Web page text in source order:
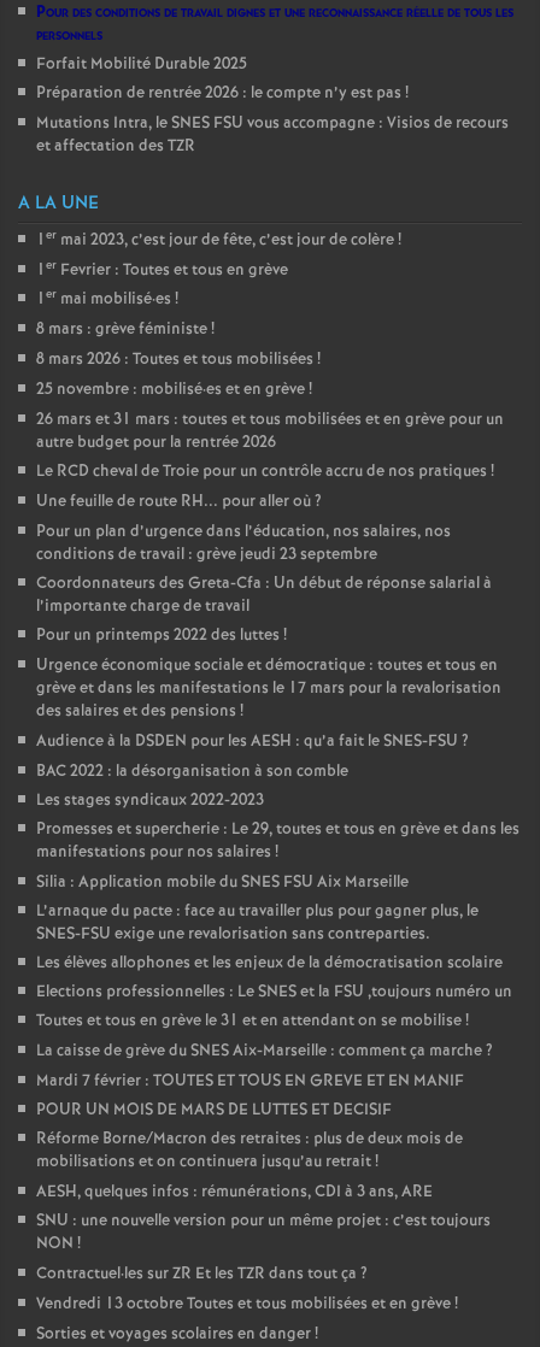
Pour des conditions de travail dignes et une reconnaissance réelle de tous les
personnels
Forfait Mobilité Durable 2025
Préparation de rentrée 2026 : le compte n’y est pas !
Mutations Intra, le SNES FSU vous accompagne : Visios de recours
et affectation des TZR
A LA UNE
1 er mai 2023, c’est jour de fête, c’est jour de colère!
1 er Fevrier : Toutes et tous en grève
1 er mai mobilisé·es !
8 mars : grève féministe!
8 mars 2026 : Toutes et tous mobilisées !
25 novembre : mobilisé·es et en grève!
26 mars et 31 mars : toutes et tous mobilisées et en grève pour un
autre budget pour la rentrée 2026
Le RCD cheval de Troie pour un contrôle accru de nos pratiques !
Une feuille de route RH... pour aller où?
Pour un plan d’urgence dans l’éducation, nos salaires, nos
conditions de travail : grève jeudi 23 septembre
Coordonnateurs des Greta-Cfa : Un début de réponse salarial à
l’importante charge de travail
Pour un printemps 2022 des luttes !
Urgence économique sociale et démocratique : toutes et tous en
grève et dans les manifestations le 17 mars pour la revalorisation
des salaires et des pensions !
Audience à la DSDEN pour les AESH : qu’a fait le SNES-FSU ?
BAC 2022 : la désorganisation à son comble
Les stages syndicaux 2022-2023
Promesses et supercherie : Le 29, toutes et tous en grève et dans les
manifestations pour nos salaires !
Silia : Application mobile du SNES FSU Aix Marseille
L’arnaque du pacte : face au travailler plus pour gagner plus, le
SNES-FSU exige une revalorisation sans contreparties.
Les élèves allophones et les enjeux de la démocratisation scolaire
Elections professionnelles : Le SNES et la FSU ,toujours numéro un
Toutes et tous en grève le 31 et en attendant on se mobilise!
La caisse de grève du SNES Aix-Marseille : comment ça marche?
Mardi 7 février : TOUTES ET TOUS EN GREVE ET EN MANIF
POUR UN MOIS DE MARS DE LUTTES ET DECISIF
Réforme Borne/Macron des retraites : plus de deux mois de
mobilisations et on continuera jusqu’au retrait!
AESH, quelques infos : rémunérations, CDI à 3 ans, ARE
SNU : une nouvelle version pour un même projet : c’est toujours
NON !
Contractuel·les sur ZR Et les TZR dans tout ça ?
Vendredi 13 octobre Toutes et tous mobilisées et en grève!
Sorties et voyages scolaires en danger!